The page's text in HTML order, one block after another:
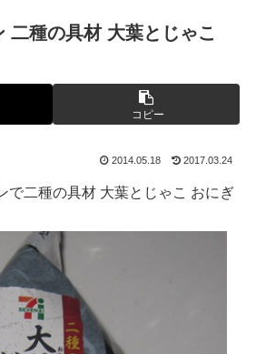
二種の具材 大葉とじゃこ
コピー
2014.05.18 2017.03.24
で二種の具材 大葉とじゃこ おにぎ